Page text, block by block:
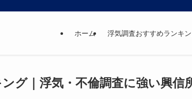
ホーム 浮気調査おすすめランキ
グ｜浮気・不倫調査に強い興信